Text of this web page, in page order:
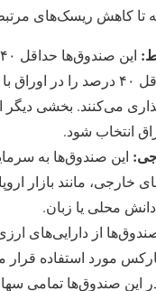
تا کاهش ریسک‌های مرتبط
:
را در سهام و حداقل ۴۰ درصد را
می‌کنند. بخشی دیگر
انتخاب شود.
: این صندوق‌ها به
خارجی، مانند بازار
دانش محلی یا زبان.
از دارایی‌های
مورد استفاده قرار
این صندوق‌ها تمامی